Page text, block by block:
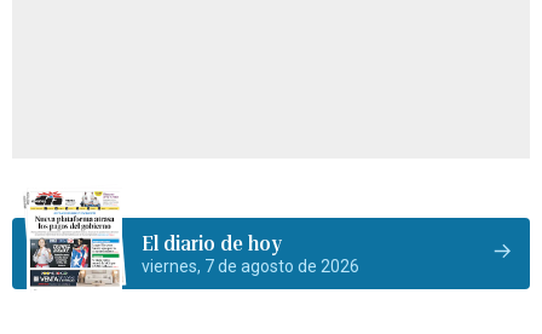
El diario de hoy
viernes, 7 de agosto de 2026